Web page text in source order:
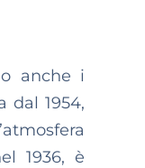
anche i
dal 1954,
1936, è